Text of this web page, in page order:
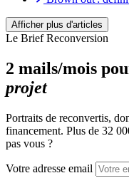
s’ennuie au travail
Burn-out : le
Afficher plus d'articles
Le Brief Reconversion
2 mails/mois
projet
Portraits de reconvertis,
financement. Plus de 32
pas vous ?
Votre adresse email